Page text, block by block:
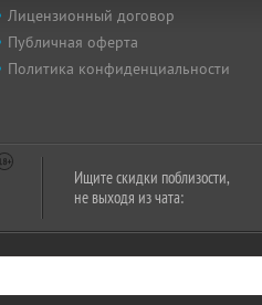
Лицензионный договор
Публичная оферта
Политика конфиденциальности
Ищите скидки поблизости,
не выходя из чата: